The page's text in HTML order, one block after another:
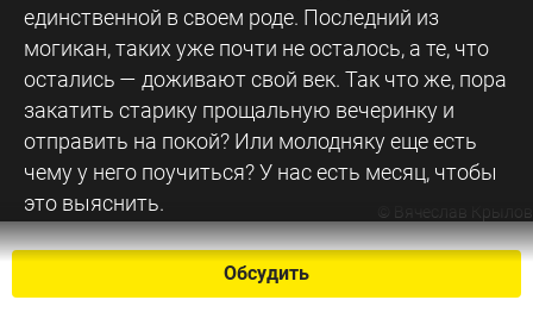
единственной в своем роде. Последний из
могикан, таких уже почти не осталось, а те, что
остались — доживают свой век. Так что же, пора
закатить старику прощальную вечеринку и
отправить на покой? Или молодняку еще есть
чему у него поучиться? У нас есть месяц, чтобы
это выяснить.
© Вячеслав Крылов
Обсудить